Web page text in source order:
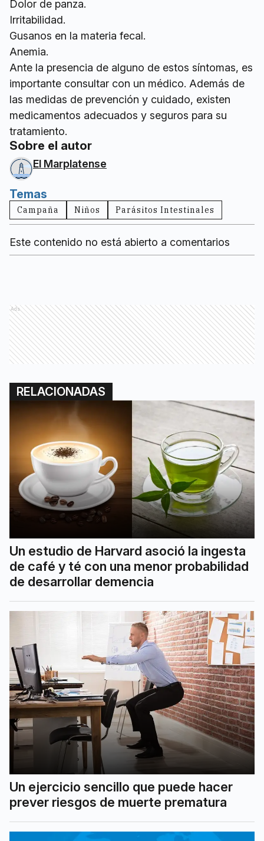
Dolor de panza.
Irritabilidad.
Gusanos en la materia fecal.
Anemia.
Ante la presencia de alguno de estos síntomas, es
importante consultar con un médico. Además de
las medidas de prevención y cuidado, existen
medicamentos adecuados y seguros para su
tratamiento.
Sobre el autor
El Marplatense
Temas
Campaña Niños Parásitos Intestinales
Este contenido no está abierto a comentarios
Ads
RELACIONADAS
Un estudio de Harvard asoció la ingesta
de café y té con una menor probabilidad
de desarrollar demencia
Un ejercicio sencillo que puede hacer
prever riesgos de muerte prematura